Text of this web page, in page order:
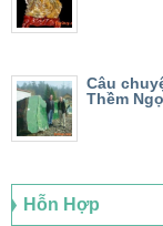
Câu
Thềm
Hỗn Hợp